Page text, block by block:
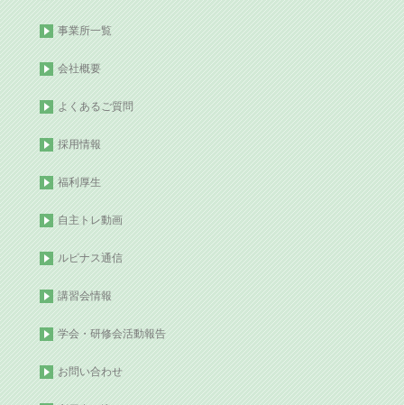
事業所一覧
会社概要
よくあるご質問
採用情報
福利厚生
自主トレ動画
ルピナス通信
講習会情報
学会・研修会活動報告
お問い合わせ